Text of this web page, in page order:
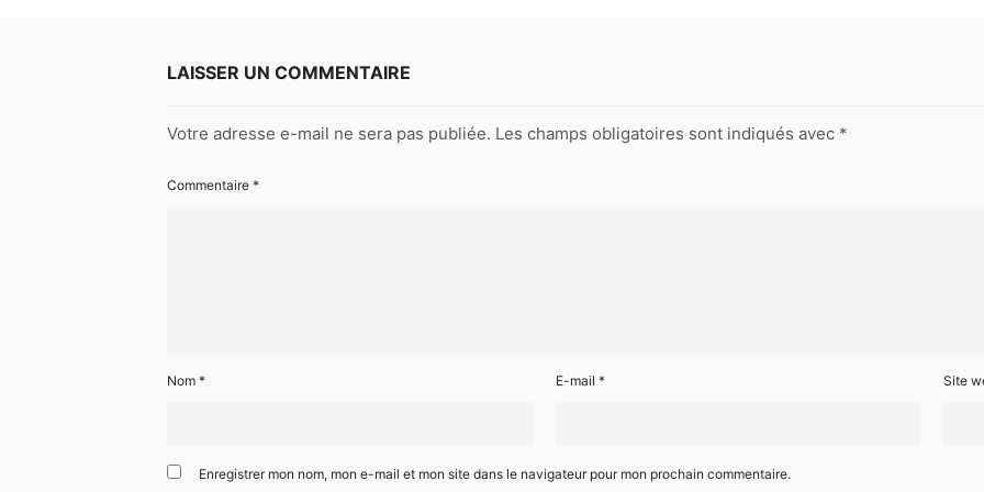
LAISSER UN COMMENTAIRE
Votre adresse e-mail ne sera pas publiée. Les champs obligatoires sont indiqués avec *
Commentaire *
Nom * E-mail * Site
Enregistrer mon nom, mon e-mail et mon site dans le navigateur pour mon prochain commentaire.